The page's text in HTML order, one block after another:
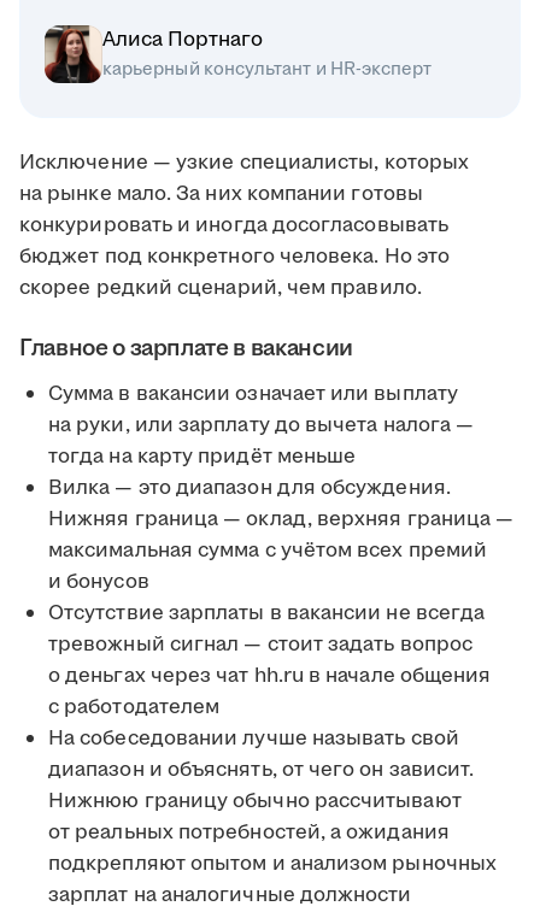
Алиса Портнаго
карьерный консультант и HR-эксперт
Исключение — узкие специалисты, которых
на рынке мало. За них компании готовы
конкурировать и иногда досогласовывать
бюджет под конкретного человека. Но это
скорее редкий сценарий, чем правило.
Главное о зарплате в вакансии
Сумма в вакансии означает или выплату
на руки, или зарплату до вычета налога —
тогда на карту придёт меньше
Вилка — это диапазон для обсуждения.
Нижняя граница — оклад, верхняя граница —
максимальная сумма с учётом всех премий
и бонусов
Отсутствие зарплаты в вакансии не всегда
тревожный сигнал — стоит задать вопрос
о деньгах через чат hh.ru в начале общения
с работодателем
На собеседовании лучше называть свой
диапазон и объяснять, от чего он зависит.
Нижнюю границу обычно рассчитывают
от реальных потребностей, а ожидания
подкрепляют опытом и анализом рыночных
зарплат на аналогичные должности